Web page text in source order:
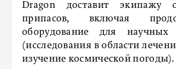
Dragon доставит экипажу
припасов, включая
оборудование для научных
(исследования в области
изучение космической погоды).